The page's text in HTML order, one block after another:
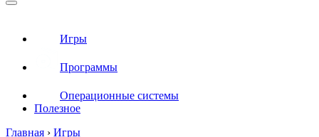
Игры
Программы
Операционные системы
Полезное
Главная › Игры